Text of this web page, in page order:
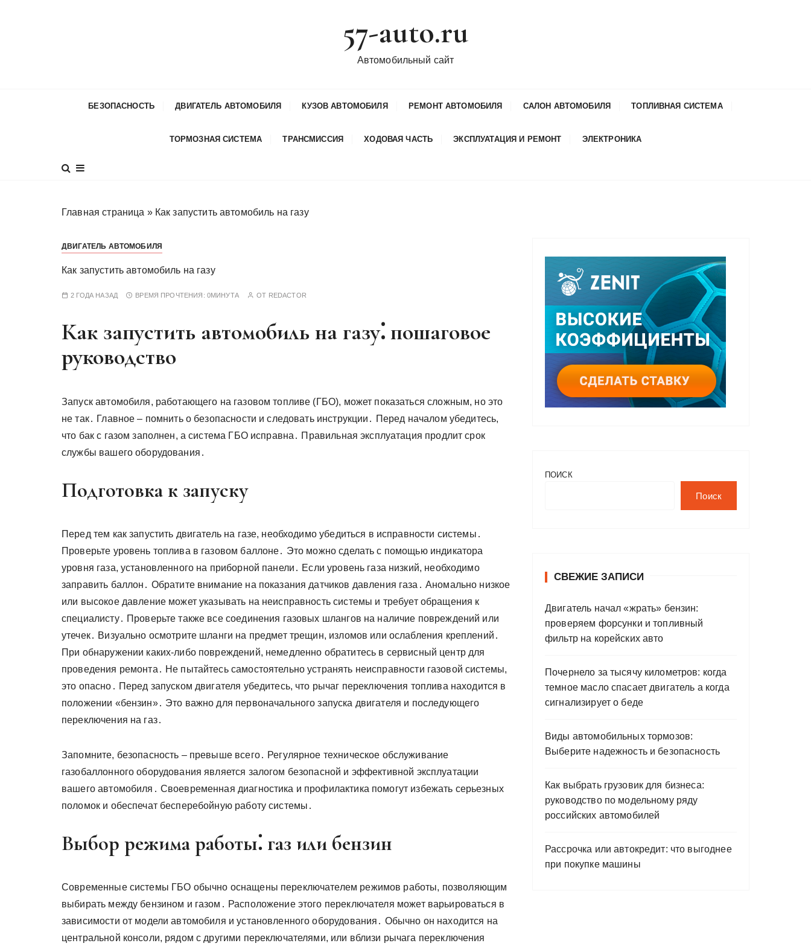
57-auto.ru
Автомобильный сайт
БЕЗОПАСНОСТЬ ДВИГАТЕЛЬ АВТОМОБИЛЯ КУЗОВ АВТОМОБИЛЯ РЕМОНТ АВТОМОБИЛЯ САЛОН АВТОМОБИЛЯ ТОПЛИВНАЯ СИСТЕМА
ТОРМОЗНАЯ СИСТЕМА ТРАНСМИССИЯ ХОДОВАЯ ЧАСТЬ ЭКСПЛУАТАЦИЯ И РЕМОНТ ЭЛЕКТРОНИКА
Главная страница » Как запустить автомобиль на газу
ДВИГАТЕЛЬ АВТОМОБИЛЯ
Как запустить автомобиль на газу
2 ГОДА НАЗАД ВРЕМЯ ПРОЧТЕНИЯ: 0МИНУТА ОТ REDACTOR
Как запустить автомобиль на газу⁚ пошаговое
руководство
Запуск автомобиля, работающего на газовом топливе (ГБО), может показаться сложным, но это
не так․ Главное – помнить о безопасности и следовать инструкции․ Перед началом убедитесь,
что бак с газом заполнен, а система ГБО исправна․ Правильная эксплуатация продлит срок
службы вашего оборудования․
Подготовка к запуску
Перед тем как запустить двигатель на газе, необходимо убедиться в исправности системы․
Проверьте уровень топлива в газовом баллоне․ Это можно сделать с помощью индикатора
уровня газа, установленного на приборной панели․ Если уровень газа низкий, необходимо
заправить баллон․ Обратите внимание на показания датчиков давления газа․ Аномально низкое
или высокое давление может указывать на неисправность системы и требует обращения к
специалисту․ Проверьте также все соединения газовых шлангов на наличие повреждений или
утечек․ Визуально осмотрите шланги на предмет трещин, изломов или ослабления креплений․
При обнаружении каких-либо повреждений, немедленно обратитесь в сервисный центр для
проведения ремонта․ Не пытайтесь самостоятельно устранять неисправности газовой системы,
это опасно․ Перед запуском двигателя убедитесь, что рычаг переключения топлива находится в
положении «бензин»․ Это важно для первоначального запуска двигателя и последующего
переключения на газ․
Запомните, безопасность – превыше всего․ Регулярное техническое обслуживание
газобаллонного оборудования является залогом безопасной и эффективной эксплуатации
вашего автомобиля․ Своевременная диагностика и профилактика помогут избежать серьезных
поломок и обеспечат бесперебойную работу системы․
Выбор режима работы⁚ газ или бензин
Современные системы ГБО обычно оснащены переключателем режимов работы, позволяющим
выбирать между бензином и газом․ Расположение этого переключателя может варьироваться в
зависимости от модели автомобиля и установленного оборудования․ Обычно он находится на
центральной консоли, рядом с другими переключателями, или вблизи рычага переключения
ПОИСК
Поиск
СВЕЖИЕ ЗАПИСИ
Двигатель начал «жрать» бензин:
проверяем форсунки и топливный
фильтр на корейских авто
Почернело за тысячу километров: когда
темное масло спасает двигатель а когда
сигнализирует о беде
Виды автомобильных тормозов:
Выберите надежность и безопасность
Как выбрать грузовик для бизнеса:
руководство по модельному ряду
российских автомобилей
Рассрочка или автокредит: что выгоднее
при покупке машины